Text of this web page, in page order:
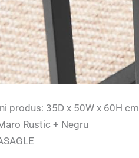
produs: 35D x 50W x 60H cm
Rustic + Negru